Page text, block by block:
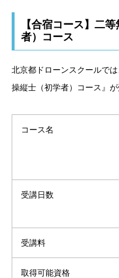
【合宿コース】二
者）コース
北京都ドローンスクールで
操縦士（初学者）コース』が
コース名
受講日数
受講料
取得可能資格